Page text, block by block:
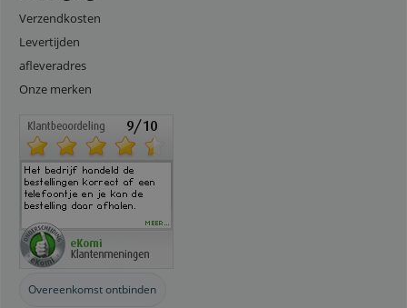
Verzendkosten
Levertijden
afleveradres
Onze merken
Overeenkomst ontbinden